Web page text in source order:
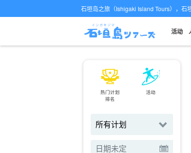
石垣岛之旅（Ishigaki Island Tours），石
活动
热门计划
排名
活动